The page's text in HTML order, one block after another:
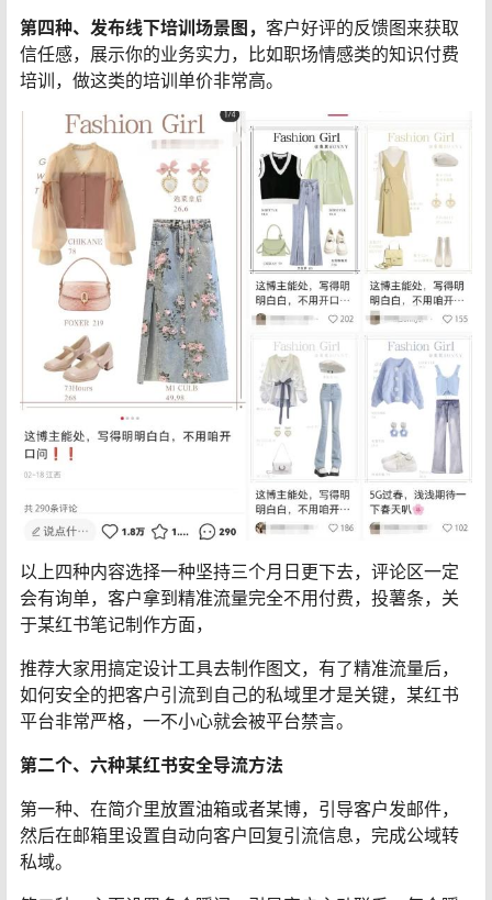
第四种、发布线下培训场景图， 客户好评的反馈图来获取
信任感，展示你的业务实力，比如职场情感类的知识付费
培训，做这类的培训单价非常高。
以上四种内容选择一种坚持三个月日更下去，评论区一定
会有询单，客户拿到精准流量完全不用付费，投薯条，关
于某红书笔记制作方面，
推荐大家用搞定设计工具去制作图文，有了精准流量后，
如何安全的把客户引流到自己的私域里才是关键，某红书
平台非常严格，一不小心就会被平台禁言。
第二个、六种某红书安全导流方法
第一种、在简介里放置油箱或者某博，引导客户发邮件，
然后在邮箱里设置自动向客户回复引流信息，完成公域转
私域。